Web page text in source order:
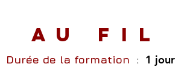
Au fil
Durée de la formation : 1 jour